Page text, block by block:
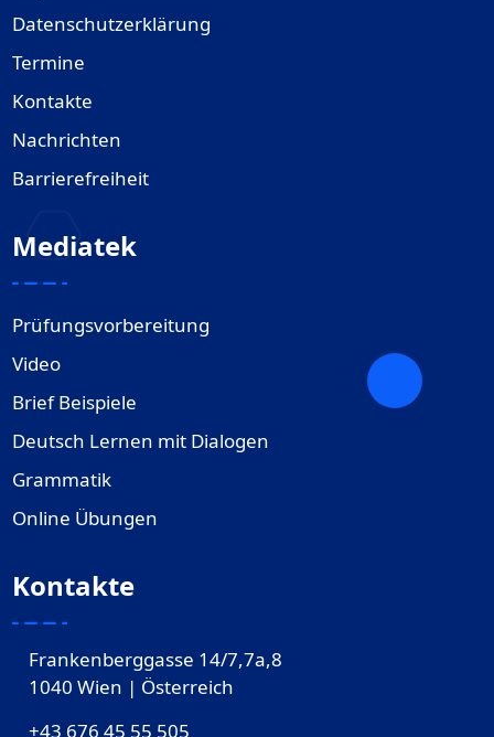
Datenschutzerklärung
Termine
Kontakte
Nachrichten
Barrierefreiheit
Mediatek
Prüfungsvorbereitung
Video
Brief Beispiele
Deutsch Lernen mit Dialogen
Grammatik
Online Übungen
Kontakte
Frankenberggasse 14/7,7a,8
1040 Wien | Österreich
+43 676 45 55 505